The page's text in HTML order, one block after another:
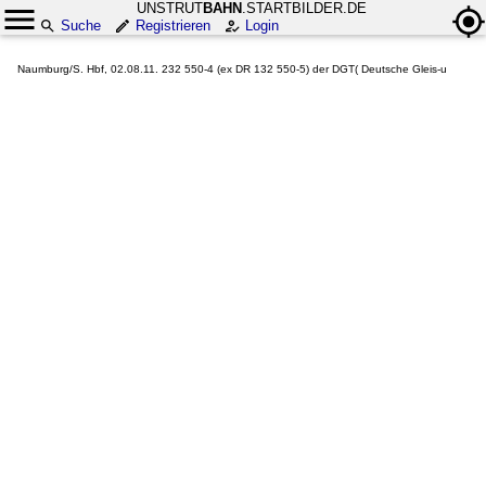
UNSTRUTBAHN .STARTBILDER.DE
Suche
Registrieren Login
Naumburg/S. Hbf, 02.08.11. 232 550-4 (ex DR 132 550-5) der DGT( Deutsche Gleis-u